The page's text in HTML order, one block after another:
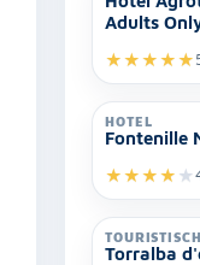
Adults
★★★★★
HOTEL
Fontenille
★★★★ ★
Torralba